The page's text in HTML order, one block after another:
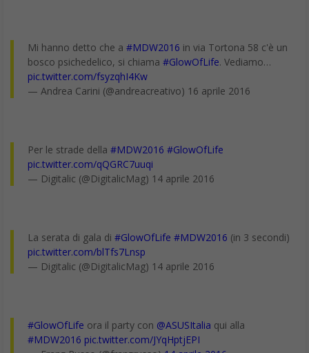
Mi hanno detto che a #MDW2016 in via Tortona 58 c'è un
bosco psichedelico, si chiama #GlowOfLife. Vediamo…
pic.twitter.com/fsyzqhI4Kw
— Andrea Carini (@andreacreativo) 16 aprile 2016
Per le strade della #MDW2016 #GlowOfLife
pic.twitter.com/qQGRC7uuqi
— Digitalic (@DigitalicMag) 14 aprile 2016
La serata di gala di #GlowOfLife #MDW2016 (in 3 secondi)
pic.twitter.com/blTfs7Lnsp
— Digitalic (@DigitalicMag) 14 aprile 2016
#GlowOfLife ora il party con @ASUSItalia qui alla
#MDW2016 pic.twitter.com/JYqHptjEPI